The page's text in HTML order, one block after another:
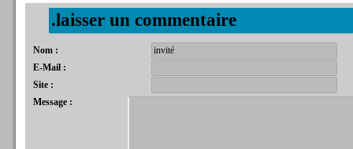
.laisser un commentaire
Nom :
E-Mail :
Site :
Message :